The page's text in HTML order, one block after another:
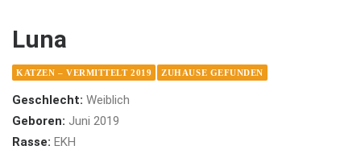
Luna
KATZEN – VERMITTELT 2019 ZUHAUSE GEFUNDEN
Geschlecht: Weiblich
Geboren: Juni 2019
Rasse: EKH